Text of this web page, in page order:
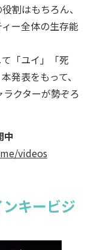
割はもちろん、
ー全体の生存能
「ユイ」「死
発表をもって、
クターが勢ぞろ
中
videos
キービジ